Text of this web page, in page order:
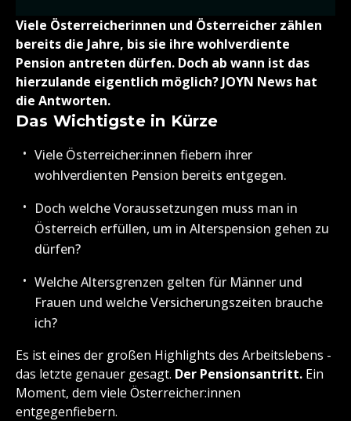
Viele Österreicherinnen und Österreicher zählen
bereits die Jahre, bis sie ihre wohlverdiente
Pension antreten dürfen. Doch ab wann ist das
hierzulande eigentlich möglich? JOYN News hat
die Antworten.
Das Wichtigste in Kürze
Viele Österreicher:innen fiebern ihrer
wohlverdienten Pension bereits entgegen.
Doch welche Voraussetzungen muss man in
Österreich erfüllen, um in Alterspension gehen zu
dürfen?
Welche Altersgrenzen gelten für Männer und
Frauen und welche Versicherungszeiten brauche
ich?
Es ist eines der großen Highlights des Arbeitslebens -
das letzte genauer gesagt. Der Pensionsantritt. Ein
Moment, dem viele Österreicher:innen
entgegenfiebern.